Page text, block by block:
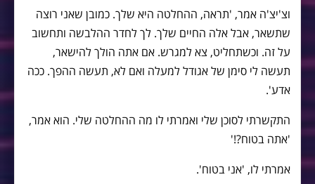
וצ'יצ'ה אמר, 'תראה, ההחלטה היא שלך. כמובן שאני רוצה
שתשאר, אבל אלה החיים שלך. לך לחדר ההלבשה ותחשוב
על זה. וכשתחליט, צא למגרש. אם אתה הולך להישאר,
תעשה לי סימן של אגודל למעלה ואם לא, תעשה ההפך. ככה
אדע'.
התקשרתי לסוכן שלי ואמרתי לו מה ההחלטה שלי. הוא אמר,
'אתה בטוח?!'
אמרתי לו, 'אני בטוח'.